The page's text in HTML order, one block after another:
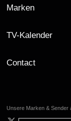
Marken
TV-Kalender
Contact
Unsere Marken & Sender